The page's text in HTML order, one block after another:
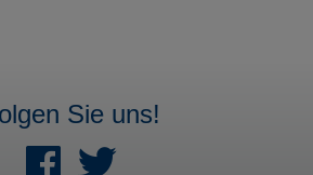
Sie uns!